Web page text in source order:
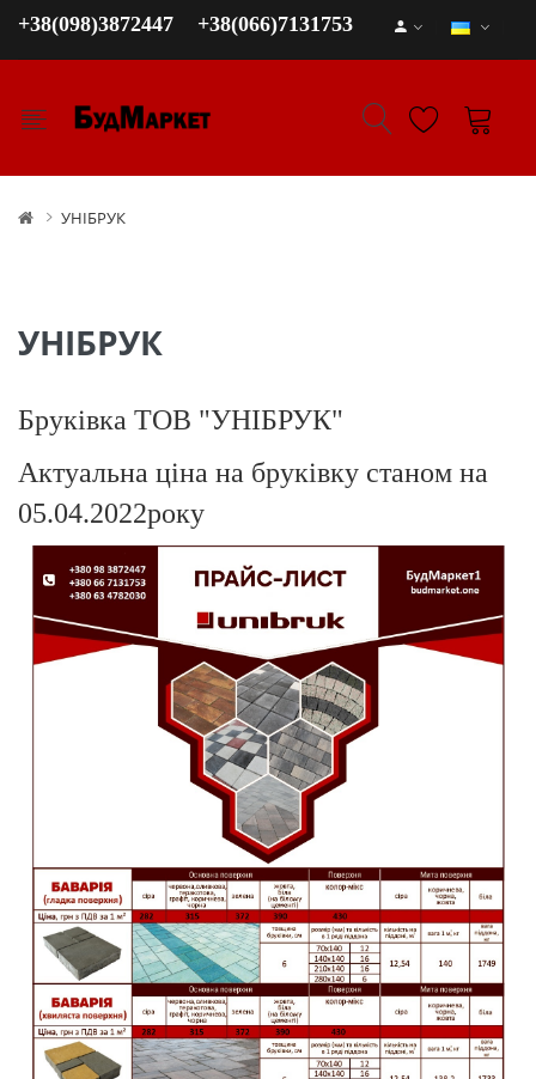
+38(098)3872447 +38(066)7131753
УНІБРУК
УНІБРУК
Бруківка ТОВ "УНІБРУК"
Актуальна ціна на бруківку станом на
05.04.2022року